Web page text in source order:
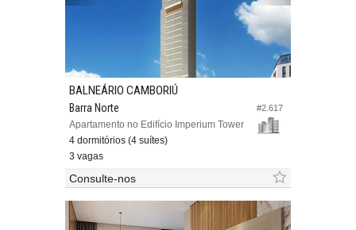
#2.617
BALNEÁRIO CAMBORIÚ
Barra Norte
Apartamento no Edifício Imperium Tower
4 dormitórios (4 suítes)
3 vagas
Consulte-nos